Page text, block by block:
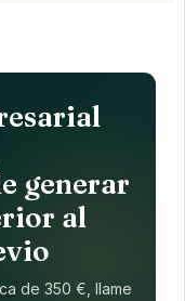
generar
al
de 350 €, llame